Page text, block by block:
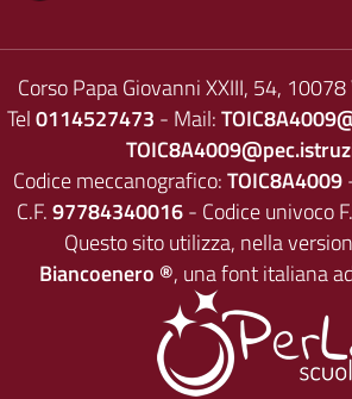
Corso Papa Giovanni XXIII, 54,
Tel0114527473 - Mail:
Codice meccanografico:TOIC8A4009
C.F.97784340016- Codice univoco
Questo sito utilizza, nella
Biancoenero ®, una font italiana